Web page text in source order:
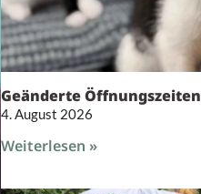
Geänderte Öffnungszeiten
4. August 2026
Weiterlesen »